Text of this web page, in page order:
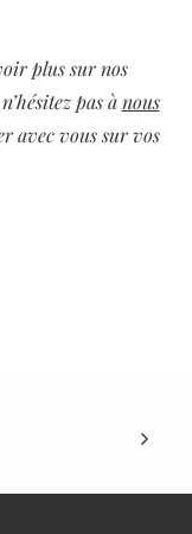
plus sur nos
pas ànous
avec vous sur vos